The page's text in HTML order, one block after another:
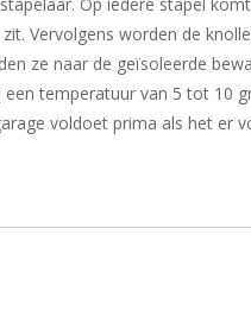
Vervolgens worden de
ze naar de geïsoleerde
temperatuur van 5 tot 10
voldoet prima als het er